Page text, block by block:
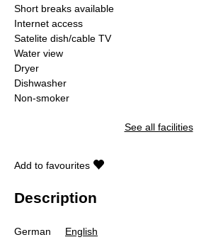
Short breaks available
Internet access
Satelite dish/cable TV
Water view
Dryer
Dishwasher
Non-smoker
See all facilities
Add to favourites
Description
German
English